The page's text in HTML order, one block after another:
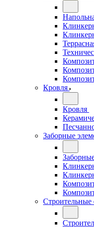
Кровля
Кровля
Заборные
Строительные